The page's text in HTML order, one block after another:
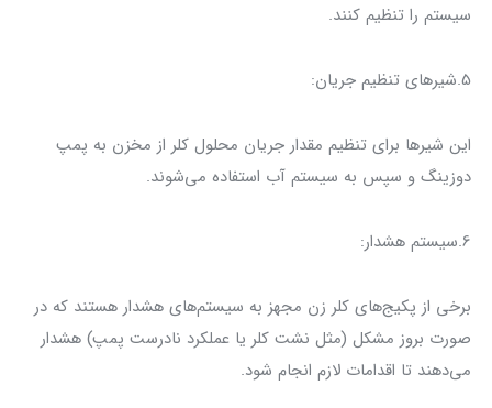
سیستم را تنظیم کنند.
5.شیرهای تنظیم جریان:
این شیرها برای تنظیم مقدار جریان محلول کلر از مخزن به پمپ
دوزینگ و سپس به سیستم آب استفاده می‌شوند.
6.سیستم هشدار:
برخی از پکیج‌های کلر زن مجهز به سیستم‌های هشدار هستند که در
صورت بروز مشکل (مثل نشت کلر یا عملکرد نادرست پمپ) هشدار
می‌دهند تا اقدامات لازم انجام شود.